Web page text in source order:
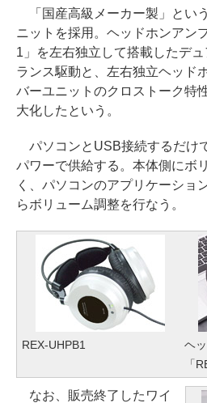
「国産高級メーカー製」とい
ニットを採用。ヘッドホンアン
1」を左右独立して搭載したデ
ランス駆動と、左右独立ヘッド
バーユニットのクロストーク特
大化したという。
パソコンとUSB接続するだけ
パワーで供給する。本体側にボ
く、パソコンのアプリケーショ
らボリューム調整を行なう。
REX-UHPB1
ヘ
「
なお、販売終了したワイ